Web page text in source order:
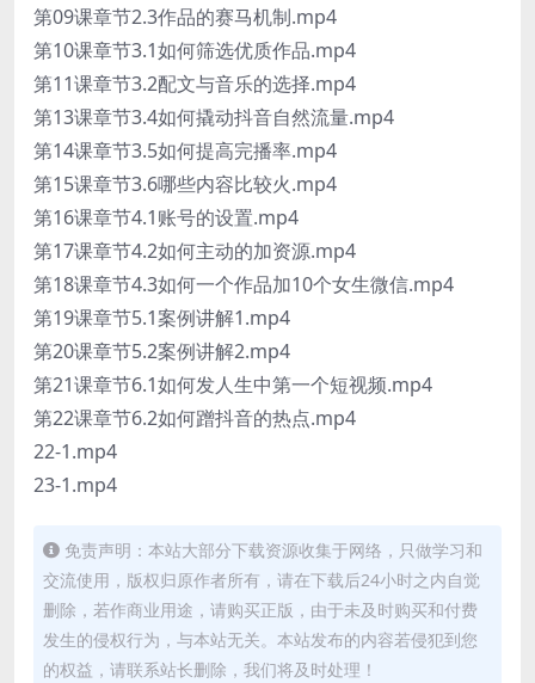
第09课章节2.3作品的赛马机制.mp4
第10课章节3.1如何筛选优质作品.mp4
第11课章节3.2配文与音乐的选择.mp4
第13课章节3.4如何撬动抖音自然流量.mp4
第14课章节3.5如何提高完播率.mp4
第15课章节3.6哪些内容比较火.mp4
第16课章节4.1账号的设置.mp4
第17课章节4.2如何主动的加资源.mp4
第18课章节4.3如何一个作品加10个女生微信.mp4
第19课章节5.1案例讲解1.mp4
第20课章节5.2案例讲解2.mp4
第21课章节6.1如何发人生中第一个短视频.mp4
第22课章节6.2如何蹭抖音的热点.mp4
22-1.mp4
23-1.mp4
免责声明：本站大部分下载资源收集于网络，只做学习和
交流使用，版权归原作者所有，请在下载后24小时之内自觉
删除，若作商业用途，请购买正版，由于未及时购买和付费
发生的侵权行为，与本站无关。本站发布的内容若侵犯到您
的权益，请联系站长删除，我们将及时处理！